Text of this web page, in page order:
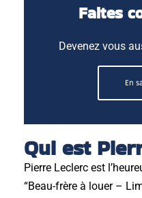
Faites
Devenez vous
En
Qui est
Pierre Leclerc est
“Beau-frère à louer –